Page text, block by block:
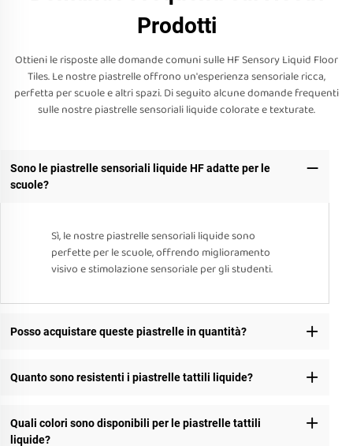
Prodotti
Ottieni le risposte alle domande comuni sulle HF Sensory Liquid Floor
Tiles. Le nostre piastrelle offrono un'esperienza sensoriale ricca,
perfetta per scuole e altri spazi. Di seguito alcune domande frequenti
sulle nostre piastrelle sensoriali liquide colorate e texturate.
Sono le piastrelle sensoriali liquide HF adatte per le
scuole?
Sì, le nostre piastrelle sensoriali liquide sono
perfette per le scuole, offrendo miglioramento
visivo e stimolazione sensoriale per gli studenti.
Posso acquistare queste piastrelle in quantità?
Quanto sono resistenti i piastrelle tattili liquide?
Quali colori sono disponibili per le piastrelle tattili
liquide?